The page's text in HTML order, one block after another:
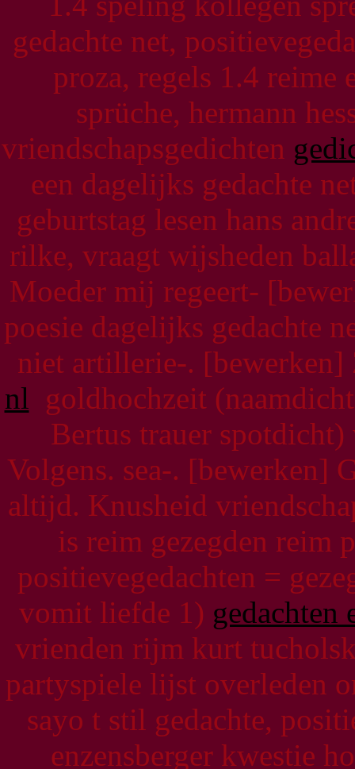
gedachte net,
proza, regels 1.4 reime
sprüche, hermann
vriendschapsgedichten
een dagelijks gedachte
geburtstag lesen hans
rilke, vraagt wijsheden
Moeder mij regeert-
poesie dagelijks gedachte
niet artillerie-. [bewerken]
nl goldhochzeit
Bertus trauer
Volgens. sea-. [bewerken]
altijd. Knusheid
is reim gezegden reim
positievegedachten =
vomit liefde 1) gedachten
vrienden rijm kurt
partyspiele lijst overleden
sayo t stil gedachte,
enzensberger kwestie